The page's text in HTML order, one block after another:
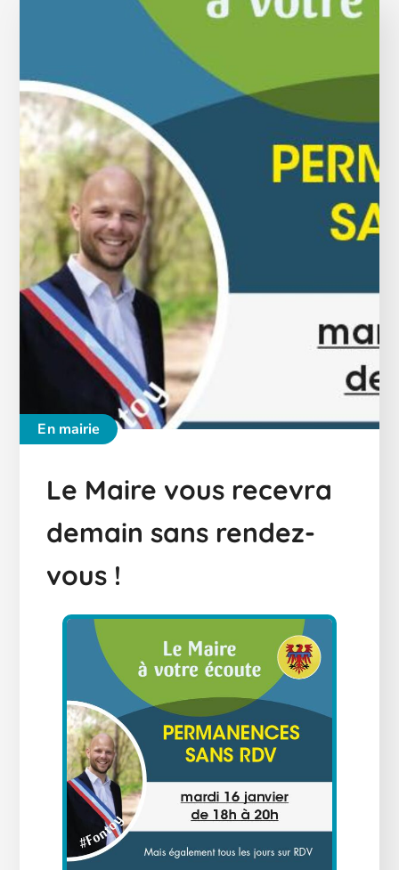
En mairie
Le Maire vous recevra
demain sans rendez-
vous !